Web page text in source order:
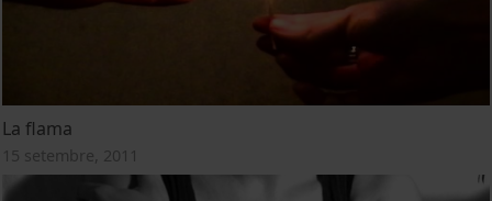
La flama
15 setembre, 2011